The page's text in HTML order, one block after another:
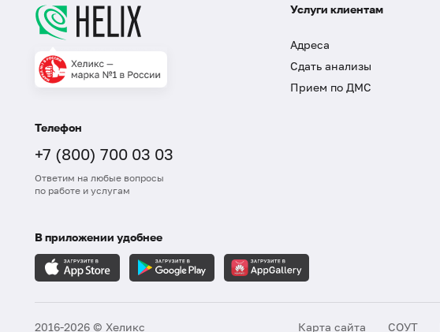
Телефон
+7 (800) 700 03 03
Ответим на любые вопросы
по работе и услугам
Услуги клиентам
Адреса
Сдать анализы
Прием по ДМС
В приложении удобнее
2016-2026 © Хеликс Карта сайта СОУТ